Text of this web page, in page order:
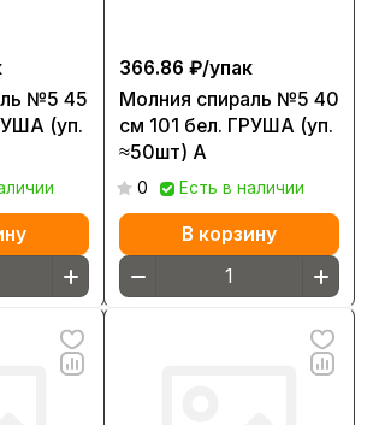
№5 45
(уп.
366.86 ₽/упак
Молния спираль №5 40
см 101 бел. ГРУША (уп.
≈50шт) А
0 Есть в наличии
В корзину